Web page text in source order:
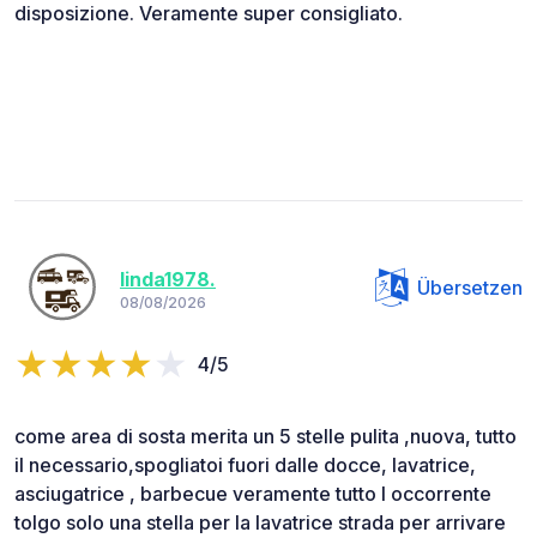
disposizione. Veramente super consigliato.
linda1978.
08/08/2026
Übersetzen
4/5
come area di sosta merita un 5 stelle pulita ,nuova, tutto
il necessario,spogliatoi fuori dalle docce, lavatrice,
asciugatrice , barbecue veramente tutto l occorrente
tolgo solo una stella per la lavatrice strada per arrivare